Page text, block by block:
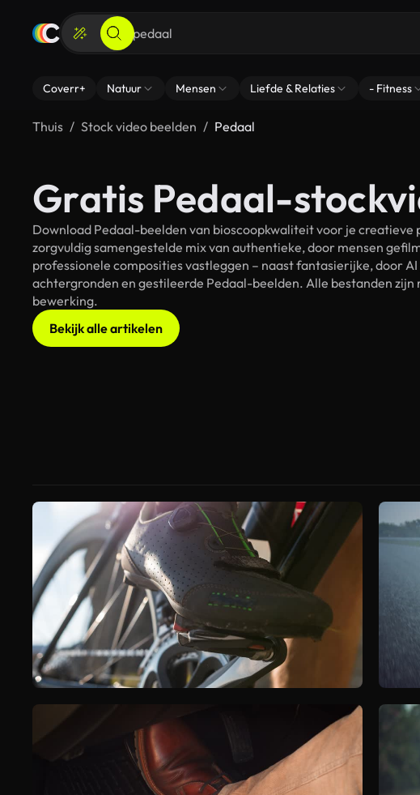
Coverr+ Natuur Mensen Liefde & Relaties - Fitness
Thuis Stock video beelden Pedaal
Gratis Pedaal-
Download Pedaal-beelden van bioscoopkwaliteit voor je
zorgvuldig samengestelde mix van authentieke, door mensen
professionele composities vastleggen – naast fantasierijke, door
achtergronden en gestileerde Pedaal-beelden. Alle bestanden
bewerking.
Bekijk alle artikelen